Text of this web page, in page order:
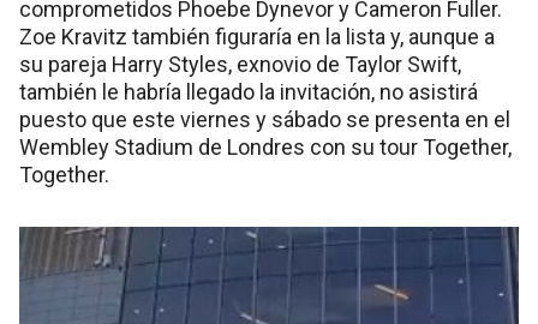
comprometidos Phoebe Dynevor y Cameron Fuller.
Zoe Kravitz también figuraría en la lista y, aunque a
su pareja Harry Styles, exnovio de Taylor Swift,
también le habría llegado la invitación, no asistirá
puesto que este viernes y sábado se presenta en el
Wembley Stadium de Londres con su tour Together,
Together.